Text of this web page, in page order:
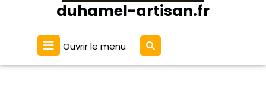
duhamel-artisan.fr
Ouvrir le menu Ouvrir
le
menu